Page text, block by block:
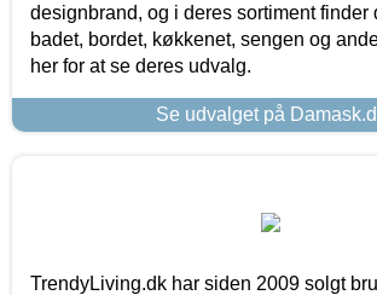
designbrand, og i deres sortiment finder
badet, bordet, køkkenet, sengen og
her for at se deres udvalg.
Se udvalget på
TrendyLiving.dk har siden 2009 solgt